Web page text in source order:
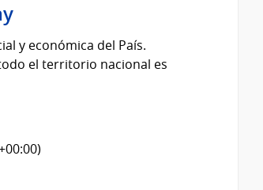
y económica del País.
el territorio nacional es